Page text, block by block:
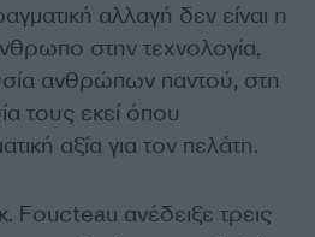
αλλαγή δεν είναι η
στην τεχνολογία,
ανθρώπων παντού, στη
τους εκεί όπου
αξία για τον πελάτη.
Foucteau ανέδειξε τρεις